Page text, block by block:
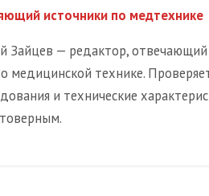
источники по медтехнике
Зайцев — редактор,
медицинской технике.
и технические